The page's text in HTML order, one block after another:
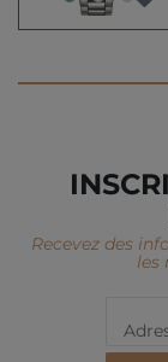
Recevez des
les